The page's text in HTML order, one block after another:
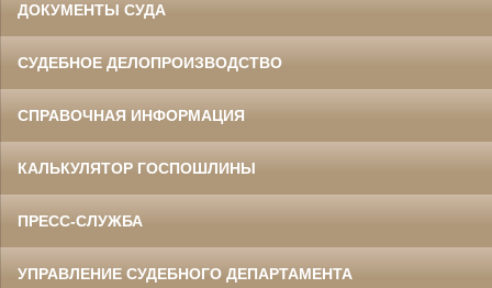
ДОКУМЕНТЫ СУДА
СУДЕБНОЕ ДЕЛОПРОИЗВОДСТВО
СПРАВОЧНАЯ ИНФОРМАЦИЯ
КАЛЬКУЛЯТОР ГОСПОШЛИНЫ
ПРЕСС-СЛУЖБА
УПРАВЛЕНИЕ СУДЕБНОГО ДЕПАРТАМЕНТА